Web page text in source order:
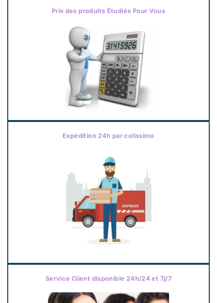
Prix des produits Étudiés Pour Vous
Expédition 24h par colissimo
Service Client disponible 24h/24 et 7j/7